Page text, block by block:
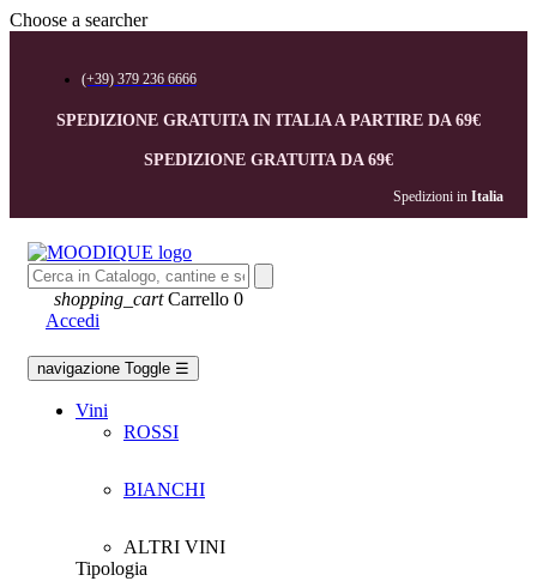
Choose a searcher
(+39) 379 236 6666
SPEDIZIONE GRATUITA IN ITALIA A PARTIRE DA 69€
SPEDIZIONE GRATUITA DA 69€
Spedizioni in Italia
shopping_cart Carrello 0
Accedi
navigazione Toggle ☰
Vini
ROSSI
BIANCHI
ALTRI VINI
Tipologia